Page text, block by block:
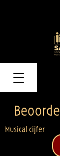
Musical cijfer